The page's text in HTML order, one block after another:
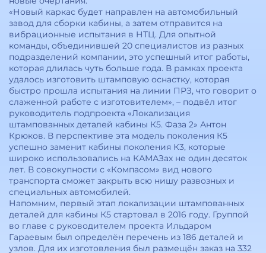
«Новый каркас будет направлен на автомобильный
завод для сборки кабины, а затем отправится на
вибрационные испытания в НТЦ. Для опытной
команды, объединившей 20 специалистов из разных
подразделений компании, это успешный итог работы,
которая длилась чуть больше года. В рамках проекта
удалось изготовить штамповую оснастку, которая
быстро прошла испытания на линии ПРЗ, что говорит о
слаженной работе с изготовителем», – подвёл итог
руководитель подпроекта «Локализация
штампованных деталей кабины К5. Фаза 2» Антон
Крюков. В перспективе эта модель поколения К5
успешно заменит кабины поколения К3, которые
широко использовались на КАМАЗах не один десяток
лет. В совокупности с «Компасом» вид нового
транспорта сможет закрыть всю нишу развозных и
специальных автомобилей.
Напомним, первый этап локализации штампованных
деталей для кабины К5 стартовал в 2016 году. Группой
во главе с руководителем проекта Ильдаром
Гараевым был определён перечень из 186 деталей и
узлов. Для их изготовления был размещён заказ на 332